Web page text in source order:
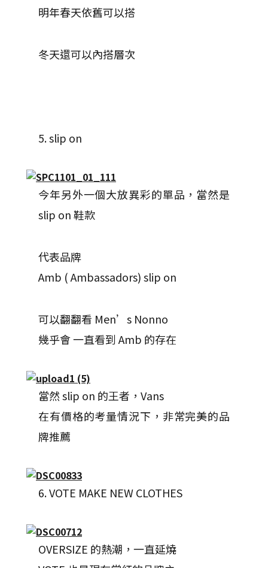
明年春天依舊可以搭
冬天還可以內搭層次
5. slip on
今年另外一個大放異彩的單品，當然是
slip on 鞋款
代表品牌
Amb ( Ambassadors) slip on
可以翻翻看 Men’s Nonno
幾乎會 一直看到 Amb 的存在
當然 slip on 的王者，Vans
在有價格的考量情況下，非常完美的品
牌推薦
6. VOTE MAKE NEW CLOTHES
OVERSIZE 的熱潮，一直延燒